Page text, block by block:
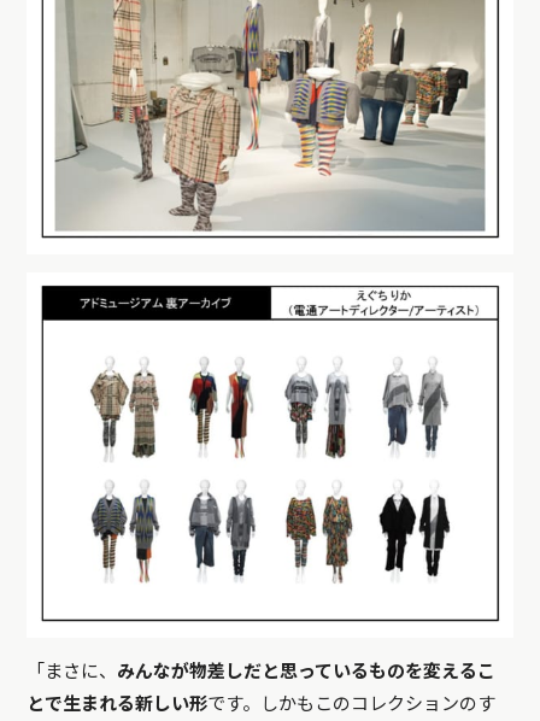
「まさに、 みんなが物差しだと思っているものを変えるこ
とで生まれる新しい形です。しかもこのコレクションのす